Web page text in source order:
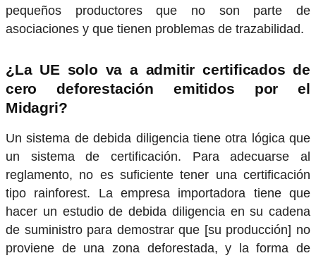
pequeños productores que no son parte de
asociaciones y que tienen problemas de trazabilidad.
¿La UE solo va a admitir certificados de
cero deforestación emitidos por el
Midagri?
Un sistema de debida diligencia tiene otra lógica que
un sistema de certificación. Para adecuarse al
reglamento, no es suficiente tener una certificación
tipo rainforest. La empresa importadora tiene que
hacer un estudio de debida diligencia en su cadena
de suministro para demostrar que [su producción] no
proviene de una zona deforestada, y la forma de